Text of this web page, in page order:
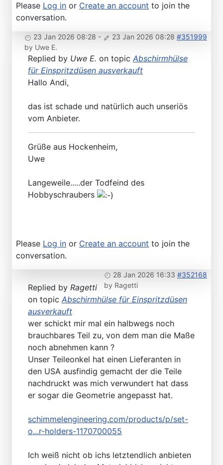
Please Log in or Create an account to join the
conversation.
23 Jan 2026 08:28 - 23 Jan 2026 08:28 #351999
by Uwe E.
Replied by Uwe E. on topic Abschirmhülse
für Einspritzdüsen ausverkauft
Hallo Andi,
das ist schade und natürlich auch unseriös
vom Anbieter.
Grüße aus Hockenheim,
Uwe
Langeweile.....der Todfeind des
Hobbyschraubers
Please Log in or Create an account to join the
conversation.
28 Jan 2026 16:33 #352168
by Ragetti
Replied by Ragetti
on topic Abschirmhülse für Einspritzdüsen
ausverkauft
wer schickt mir mal ein halbwegs noch
brauchbares Teil zu, von dem man die Maße
noch abnehmen kann ?
Unser Teileonkel hat einen Lieferanten in
den USA ausfindig gemacht der die Teile
nachdruckt was mich verwundert hat dass
er sogar die Geometrie angepasst hat.
schimmelengineering.com/products/p/set-
o...r-holders-1170700055
Ich weiß nicht ob ichs letztendlich anbieten